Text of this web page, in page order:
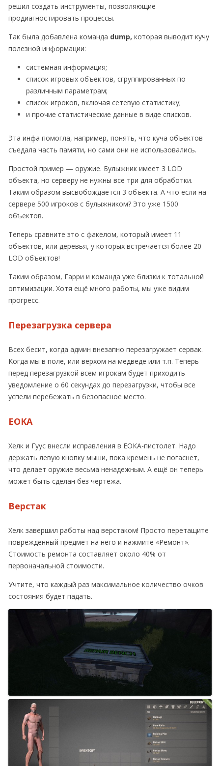
решил создать инструменты, позволяющие
продиагностировать процессы.
Так была добавлена команда dump, которая выводит кучу
полезной информации:
системная информация;
список игровых объектов, сгруппированных по
различным параметрам;
список игроков, включая сетевую статистику;
и прочие статистические данные в виде списков.
Эта инфа помогла, например, понять, что куча объектов
съедала часть памяти, но сами они не использовались.
Простой пример — оружие. Булыжник имеет 3 LOD
объекта, но серверу не нужны все три для обработки.
Таким образом высвобождается 3 объекта. А что если на
сервере 500 игроков с булыжником? Это уже 1500
объектов.
Теперь сравните это с факелом, который имеет 11
объектов, или деревья, у которых встречается более 20
LOD объектов!
Таким образом, Гарри и команда уже близки к тотальной
оптимизации. Хотя ещё много работы, мы уже видим
прогресс.
Перезагрузка сервера
Всех бесит, когда админ внезапно перезагружает сервак.
Когда мы в поле, или верхом на медведе или т.п. Теперь
перед перезагрузкой всем игрокам будет приходить
уведомление о 60 секундах до перезагрузки, чтобы все
успели перебежать в безопасное место.
EOKA
Хелк и Гуус внесли исправления в ЕОКА-пистолет. Надо
держать левую кнопку мыши, пока кремень не погаснет,
что делает оружие весьма ненадежным. А ещё он теперь
может быть сделан без чертежа.
Верстак
Хелк завершил работы над верстаком! Просто перетащите
поврежденный предмет на него и нажмите «Ремонт».
Стоимость ремонта составляет около 40% от
первоначальной стоимости.
Учтите, что каждый раз максимальное количество очков
состояния будет падать.